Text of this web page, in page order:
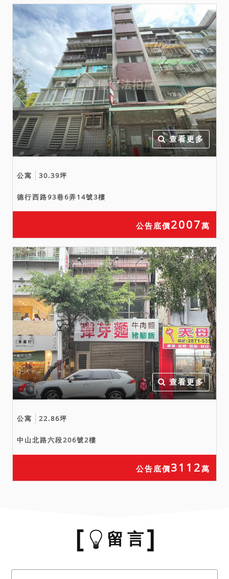
115年8月13日特別減價拍
賣。
查看更多
公寓 30.39坪
德行西路93巷6弄14號3樓
公告底價2007萬
查看更多
公寓 22.86坪
中山北路六段206號2樓
公告底價3112萬
留 言